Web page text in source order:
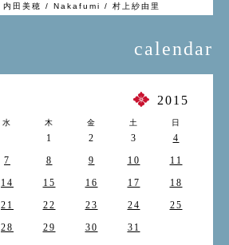
内田美穂 / Nakafumi / 村上紗由里
calendar
2015
水 木 金 土 日
1 2 3
4
7 8 9 10
11
14 15 16 17
18
21 22 23 24
25
28 29 30 31